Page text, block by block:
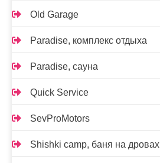
Old Garage
Paradise, комплекс отдыха
Paradise, сауна
Quick Service
SevProMotors
Shishki camp, баня на дровах